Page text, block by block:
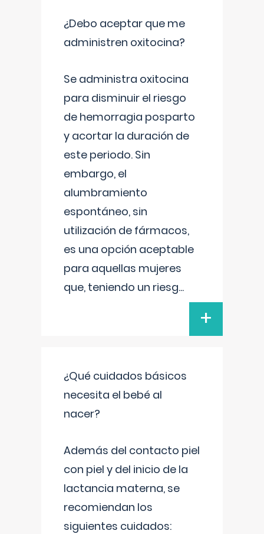
¿Debo aceptar que me
administren oxitocina?
Se administra oxitocina
para disminuir el riesgo
de hemorragia posparto
y acortar la duración de
este periodo. Sin
embargo, el
alumbramiento
espontáneo, sin
utilización de fármacos,
es una opción aceptable
para aquellas mujeres
que, teniendo un riesg...
+
¿Qué cuidados básicos
necesita el bebé al
nacer?
Además del contacto piel
con piel y del inicio de la
lactancia materna, se
recomiendan los
siguientes cuidados: